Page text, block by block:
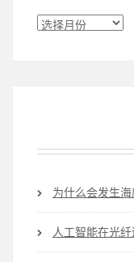
归
为什么会发生
人工智能在光